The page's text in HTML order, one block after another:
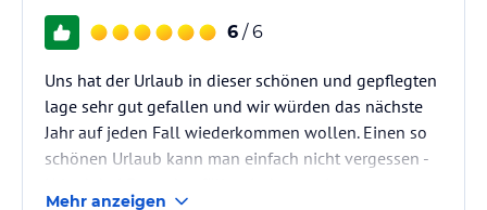
6 / 6
Uns hat der Urlaub in dieser schönen und gepflegten
lage sehr gut gefallen und wir würden das nächste
Jahr auf jeden Fall wiederkommen wollen. Einen so
schönen Urlaub kann man einfach nicht vergessen -
Mehr anzeigen